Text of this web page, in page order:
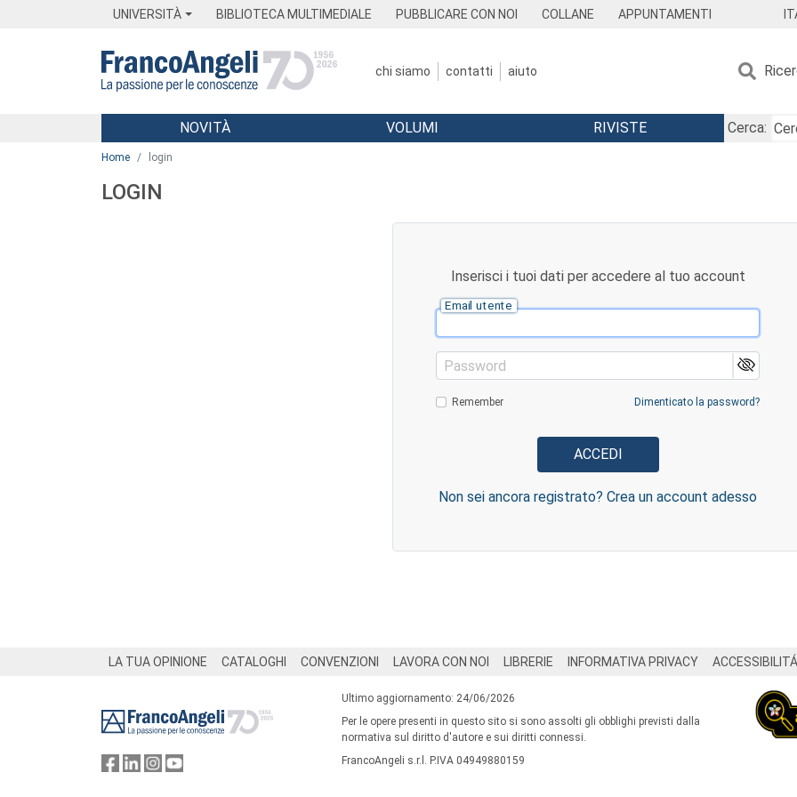
UNIVERSITÀ BIBLIOTECA MULTIMEDIALE PUBBLICARE CON NOI COLLANE APPUNTAMENTI
chi siamo contatti aiuto
Menu
NOVITÀ VOLUMI RIVISTE
Cerca:
Home login
LOGIN
Inserisci i tuoi dati per accedere al tuo account
Email utente
Password
Remember Dimenticato la password?
Non sei ancora registrato? Crea un account adesso
LA TUA OPINIONE CATALOGHI CONVENZIONI LAVORA CON NOI LIBRERIE INFORMATIVA PRIVACY ACCESSIBILITÁ
Ultimo aggiornamento: 24/06/2026
Per le opere presenti in questo sito si sono assolti gli obblighi previsti dalla
normativa sul diritto d'autore e sui diritti connessi.
FrancoAngeli s.r.l. P.IVA 04949880159